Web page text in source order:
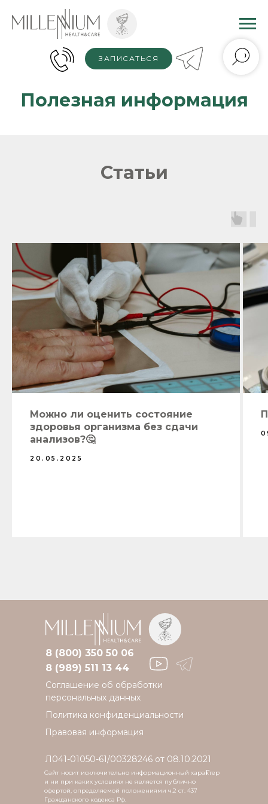
ЗАПИСАТЬСЯ
Полезная информация
Статьи
Можно ли оценить состояние
здоровья организма без сдачи
анализов?🤔
20.05.2025
Соглашение об обработки
персональных данных
Политика конфиденциальности
Правовая информация
Л041-01050-61/00328246 от 08.10.2021
г.
Сайт носит исключительно информационный характер
и ни при каких условиях не является публично
офертой, определяемой положениями ч.2 ст. 437
Гражданского кодекса Рф.
8 (800) 350 50 06
8 (989) 511 13 44